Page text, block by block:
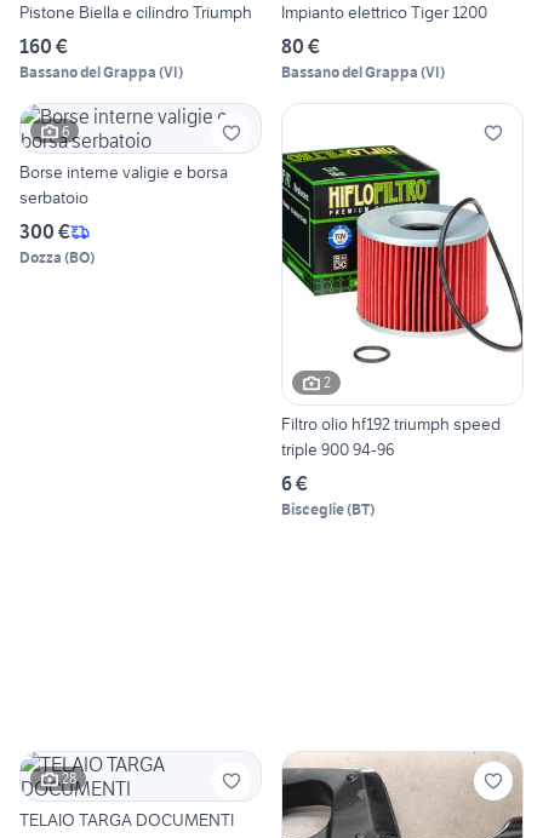
Pistone Biella e cilindro Triumph
160 €
Bassano del Grappa (VI)
Impianto elettrico Tiger 1200
80 €
Bassano del Grappa (VI)
6
Borse interne valigie e borsa
serbatoio
300 €
Dozza (BO)
2
Filtro olio hf192 triumph speed
triple 900 94-96
6 €
Bisceglie(BT)
28
TELAIO TARGA DOCUMENTI